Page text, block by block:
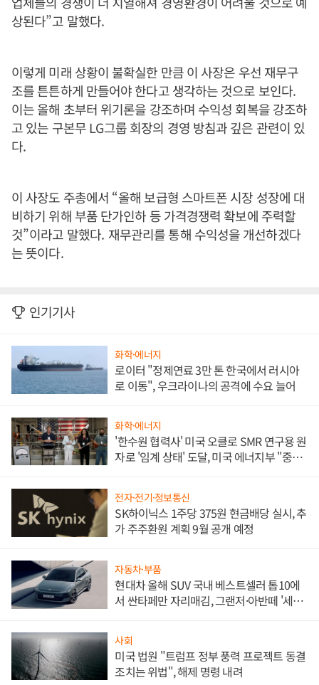
상된다”고 말했다.
이렇게 미래 상황이 불확실한 만큼 이 사장은 우선 재무구
조를 튼튼하게 만들어야 한다고 생각하는 것으로 보인다.
이는 올해 초부터 위기론을 강조하며 수익성 회복을 강조하
고 있는 구본무LG그룹 회장의 경영 방침과 깊은 관련이 있
다.
이 사장도 주총에서 “올해 보급형 스마트폰 시장 성장에 대
비하기 위해 부품 단가인하 등 가격경쟁력 확보에 주력할
것”이라고 말했다. 재무관리를 통해 수익성을 개선하겠다
는 뜻이다.
인기기사
화학·에너지
로이터 "정제연료 3만 톤 한국에서 러시아
로 이동", 우크라이나의 공격에 수요 늘어
화학·에너지
'한수원 협력사' 미국 오클로 SMR 연구용 원
자로 '임계 상태' 도달, 미국 에너지부 "중요
전자·전기·정보통신
SK하이닉스 1주당 375원 현금배당 실시, 추
가 주주환원 계획 9월 공개 예정
자동차·부품
현대차 올해 SUV 국내 베스트셀러 톱10에
서 싼타페만 자리매김, 그랜저·아반떼 '세단
사회
미국 법원 "트럼프 정부 풍력 프로젝트 동결
조치는 위법", 해제 명령 내려